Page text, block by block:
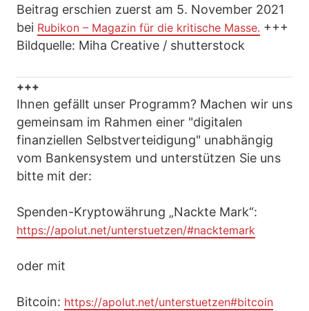
Beitrag erschien zuerst am 5. November 2021
bei Rubikon – Magazin für die kritische Masse. +++
Bildquelle: Miha Creative / shutterstock
+++
Ihnen gefällt unser Programm? Machen wir uns
gemeinsam im Rahmen einer "digitalen
finanziellen Selbstverteidigung" unabhängig
vom Bankensystem und unterstützen Sie uns
bitte mit der:
Spenden-Kryptowährung „Nackte Mark“:
https://apolut.net/unterstuetzen/#nacktemark
oder mit
Bitcoin: https://apolut.net/unterstuetzen#bitcoin